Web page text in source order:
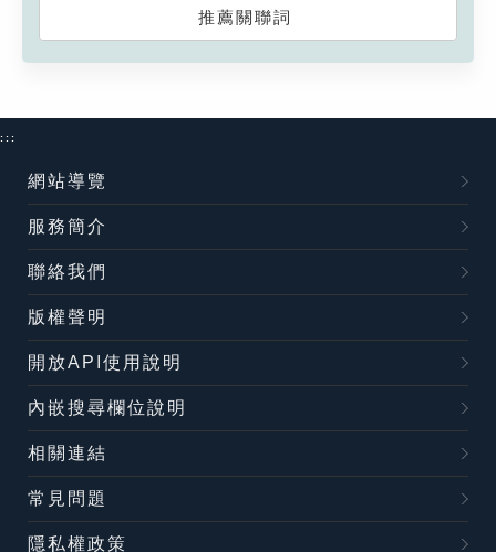
推薦關聯詞
:::
網站導覽
服務簡介
聯絡我們
版權聲明
開放API使用說明
內嵌搜尋欄位說明
相關連結
常見問題
隱私權政策